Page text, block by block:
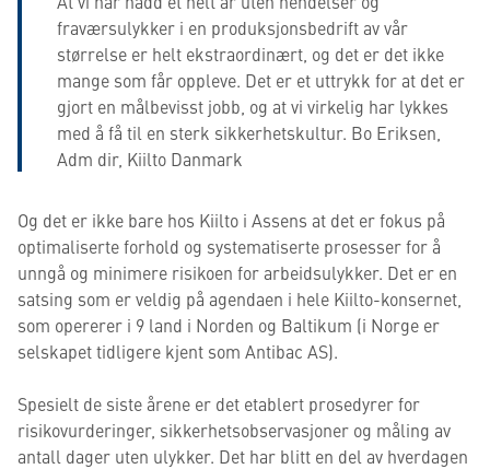
fraværsulykker i en produksjonsbedrift av vår
størrelse er helt ekstraordinært, og det er det ikke
mange som får oppleve. Det er et uttrykk for at det er
gjort en målbevisst jobb, og at vi virkelig har lykkes
med å få til en sterk sikkerhetskultur. Bo Eriksen,
Adm dir, Kiilto Danmark
Og det er ikke bare hos Kiilto i Assens at det er fokus på
optimaliserte forhold og systematiserte prosesser for å
unngå og minimere risikoen for arbeidsulykker. Det er en
satsing som er veldig på agendaen i hele Kiilto-konsernet,
som opererer i 9 land i Norden og Baltikum (i Norge er
selskapet tidligere kjent som Antibac AS).
Spesielt de siste årene er det etablert prosedyrer for
risikovurderinger, sikkerhetsobservasjoner og måling av
antall dager uten ulykker. Det har blitt en del av hverdagen